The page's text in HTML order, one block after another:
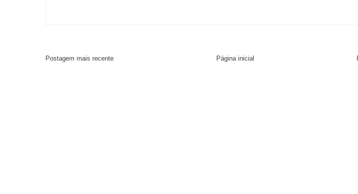
Postagem mais recente Página inicial